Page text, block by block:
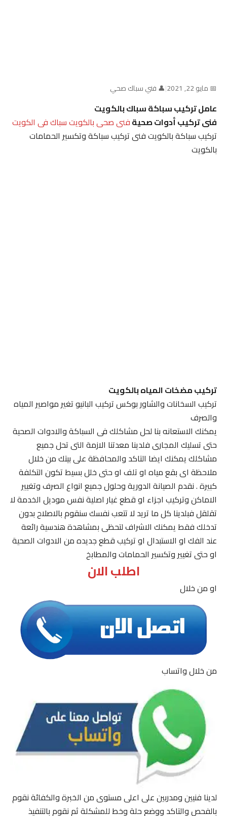
📅 مايو 22, 2021 |👤 فني سباك صحي
عامل تركيب سباكة سباك بالكويت
فنى تركيب أدوات صحيةفنى صحى بالكويتسباك فى الكويت
تركيب سباكة بالكويت فنى تركيب سباكة وتكسير الحمامات
بالكويت
تركيب مضخات المياه بالكويت
تركيب السخانات والشاور بوكس تركيب البانيو تغير مواصير المياه
والصرف
يمكنك الاستعانه بنا لحل مشاكلك فى السباكة والادوات الصحية
حتى تسليك المجارى فلدينا معدتنا الازمة التى تحل جميع
مشاكلك يمكنك ايضا التاكد والمحافظة على بيتك من خلال
ملاحظة اى بقع مياه او تلف او حتى خلل بسيط تكون التكلفة
كبيرة . نقدم الصيانة الدورية وحلول جميع انواع الصرف وتغيير
الاماكن وتركيب اجزاء او قطع غيار اصلية نفس موديل الخدمة لا
تقلقل فبلدينا كل ما تريد لا تتعب نفسك سنقوم بالاصلاح بدون
تدخلك فقط يمكنك الاشراف لتحظى بمشاهدة هندسية رائعة
عند الفك او الاستبدال او تركيب قطع جديده من الادوات الصحية
او حتى تغيير وتكسير الحمامات والمطابخ
اطلب الان
او من خلال
من خلال واتساب
لدينا فنيين ومدربين على اعلى مستوى من الخبرة والكفائة نقوم
بالفحص والتاكد ووضع حلة وخط للمشكلة ثم نقوم بالتنفيذ